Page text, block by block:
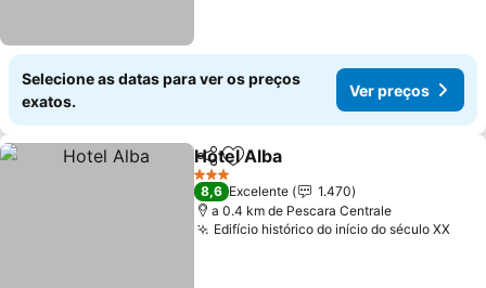
Selecione as datas para ver os preços
exatos.
Ver preços
PartilharAdicionar aos favoritos
Hotel Alba
3 Estrelas
8,6 Excelente
1.470
a 0.4 km de Pescara Centrale
Edifício histórico do início do século XXVer